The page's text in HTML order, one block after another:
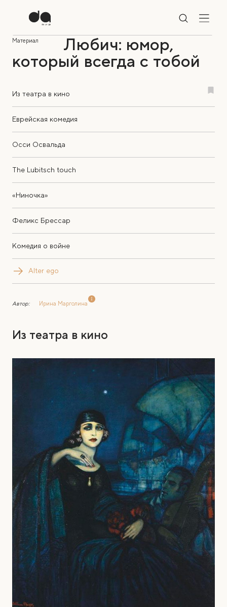
Материал
Любич: юмор,
который всегда с тобой
Из театра в кино
Еврейская комедия
Осси Освальда
The Lubitsch touch
«Ниночка»
Феликс Брессар
Комедия о войне
Alter ego
Автор: Ирина Марголина
Из театра в кино